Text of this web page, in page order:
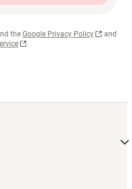
the Google Privacy Policy
and